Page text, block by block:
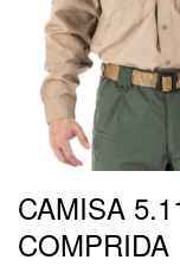
CAMISA
COMPRIDA